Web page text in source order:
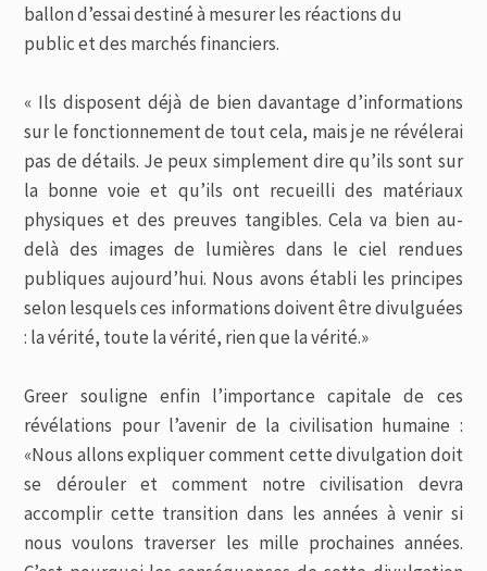
ballon d’essai destiné à mesurer les réactions du
public et des marchés financiers.
« Ils disposent déjà de bien davantage d’informations
sur le fonctionnement de tout cela, mais je ne révélerai
pas de détails. Je peux simplement dire qu’ils sont sur
la bonne voie et qu’ils ont recueilli des matériaux
physiques et des preuves tangibles. Cela va bien au-
delà des images de lumières dans le ciel rendues
publiques aujourd’hui. Nous avons établi les principes
selon lesquels ces informations doivent être divulguées
: la vérité, toute la vérité, rien que la vérité.»
Greer souligne enfin l’importance capitale de ces
révélations pour l’avenir de la civilisation humaine :
«Nous allons expliquer comment cette divulgation doit
se dérouler et comment notre civilisation devra
accomplir cette transition dans les années à venir si
nous voulons traverser les mille prochaines années.